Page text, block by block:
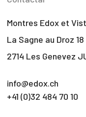
Montres Edox et
La Sagne au Droz 18
2714 Les Genevez
info@edox.ch
+41 (0)32 484 70 10